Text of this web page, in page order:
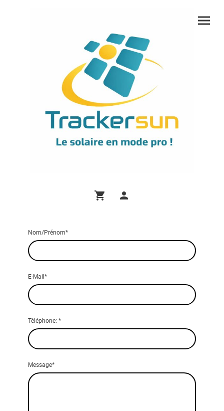
Nom/Prénom*
E-Mail*
Téléphone: *
Message*